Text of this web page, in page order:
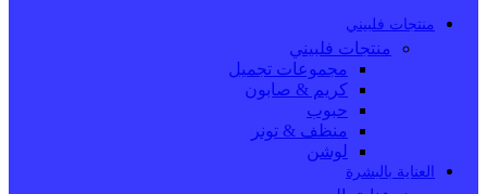
منتجات فلبيني
منتجات فلبيني
مجموعات تجميل
كريم & صابون
حبوب
منظف & تونر
لوشن
العناية بالبشرة